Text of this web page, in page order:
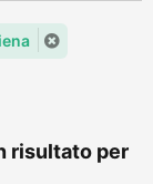
risultato per